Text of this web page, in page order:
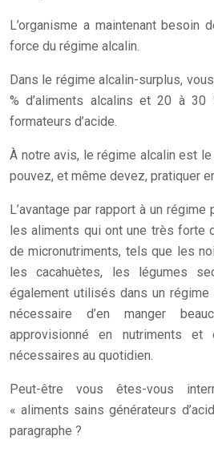
L’organisme a maintenant besoin
force du régime alcalin.
Dans le régime alcalin-surplus,
% d’aliments alcalins et 20 à 30
formateurs d’acide.
À notre avis, le régime alcalin est
pouvez, et même devez, pratiquer
L’avantage par rapport à un
les aliments qui ont une très forte
de micronutriments, tels que les
les cacahuètes, les légumes
également utilisés dans un régime
nécessaire d’en manger
approvisionné en nutriments et
nécessaires au quotidien.
Peut-être vous êtes-vous
« aliments sains générateurs
paragraphe ?